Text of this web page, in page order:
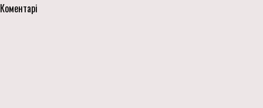
Коментарі